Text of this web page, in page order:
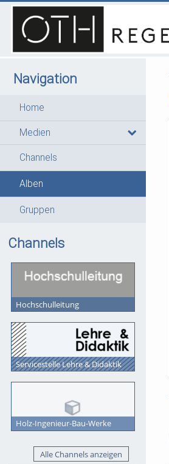
Navigation
Home
Medien
Channels
Alben
Gruppen
Channels
Hochschulleitung
Servicestelle Lehre & Didaktik
Holz-Ingenieur-Bau-Werke
Alle Channels anzeigen